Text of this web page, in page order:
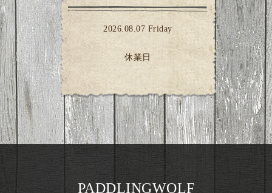
2026.08.07 Friday
休業日
PADDLINGWOLF